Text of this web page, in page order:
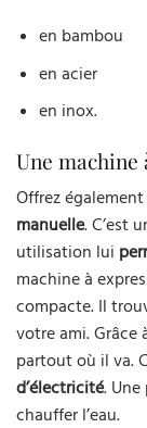
en bambou
en acier
en inox.
Une machine
Offrez
manuelle. C’est
utilisation lui
machine à
compacte. Il
votre ami. Grâce
partout où il va.
d’électricité. Une
chauffer l’eau.